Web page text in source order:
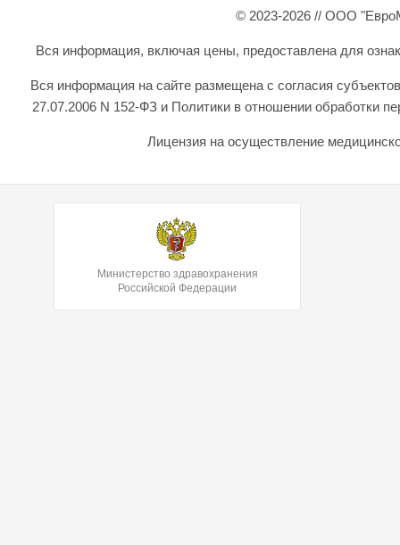
© 2023-2026 // ООО
Вся информация, включая цены, предоставлена для
Вся информация на сайте размещена с согласия
27.07.2006 N 152-ФЗ и Политики в отношении обработки
Лицензия на осуществление
Министерство здравохранения
Российской Федерации